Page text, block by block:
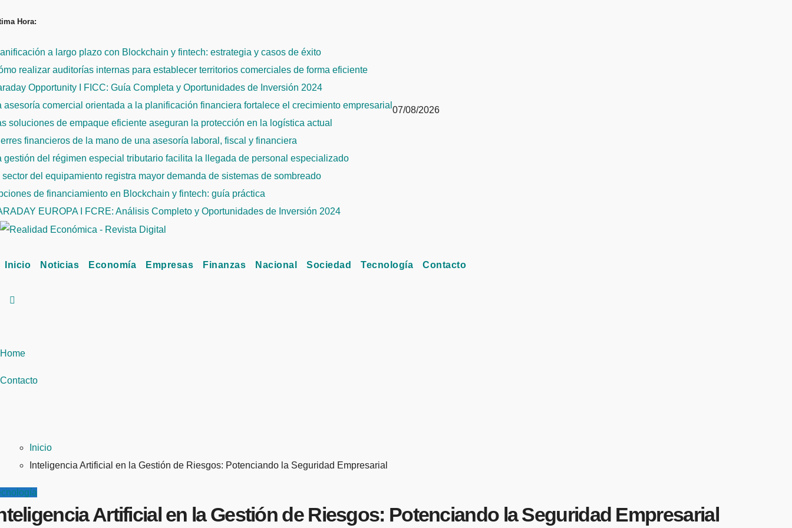
al
Hora:
a largo plazo con Blockchain y fintech: estrategia y casos de éxito
realizar auditorías internas para establecer territorios comerciales de forma eficiente
Opportunity I FICC: Guía Completa y Oportunidades de Inversión 2024
asesoría comercial orientada a la planificación financiera fortalece el crecimiento empresarial
soluciones de empaque eficiente aseguran la protección en la logística actual
financieros de la mano de una asesoría laboral, fiscal y financiera
gestión del régimen especial tributario facilita la llegada de personal especializado
sector del equipamiento registra mayor demanda de sistemas de sombreado
de financiamiento en Blockchain y fintech: guía práctica
EUROPA I FCRE: Análisis Completo y Oportunidades de Inversión 2024
07/08/2026
Inicio Noticias Economía Empresas Finanzas Nacional Sociedad Tecnología Contacto
Home
Contacto
Inicio
Inteligencia Artificial en la Gestión de Riesgos: Potenciando la Seguridad Empresarial
Artificial en la Gestión de Riesgos: Potenciando la Seguridad Empresarial